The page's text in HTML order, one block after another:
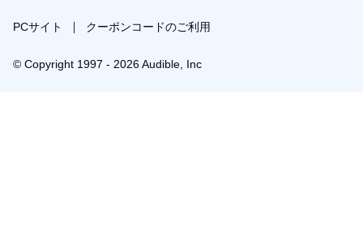
PCサイト クーポンコードのご利用
© Copyright 1997 - 2026 Audible, Inc